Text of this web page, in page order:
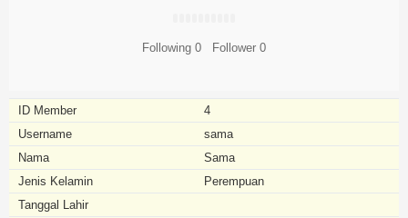
Following 0 Follower 0
ID Member
4
Username
sama
Nama
Sama
Jenis Kelamin
Perempuan
Tanggal Lahir